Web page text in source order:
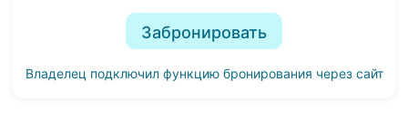
Забронировать
Владелец подключил функцию бронирования через сайт